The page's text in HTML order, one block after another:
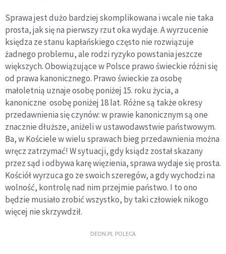
Sprawa jest dużo bardziej skomplikowana i wcale nie taka
prosta, jak się na pierwszy rzut oka wydaje. A wyrzucenie
księdza ze stanu kapłańskiego często nie rozwiązuje
żadnego problemu, ale rodzi ryzyko powstania jeszcze
większych. Obowiązujące w Polsce prawo świeckie różni się
od prawa kanonicznego. Prawo świeckie za osobę
małoletnią uznaje osobę poniżej 15. roku życia, a
kanoniczne osobę poniżej 18 lat. Różne są także okresy
przedawnienia się czynów: w prawie kanonicznym są one
znacznie dłuższe, aniżeli w ustawodawstwie państwowym.
Ba, w Kościele w wielu sprawach bieg przedawnienia można
wręcz zatrzymać! W sytuacji, gdy ksiądz został skazany
przez sąd i odbywa karę więzienia, sprawa wydaje się prosta.
Kościół wyrzuca go ze swoich szeregów, a gdy wychodzi na
wolność, kontrolę nad nim przejmie państwo. I to ono
będzie musiało zrobić wszystko, by taki człowiek nikogo
więcej nie skrzywdził.
DEON.PL POLECA